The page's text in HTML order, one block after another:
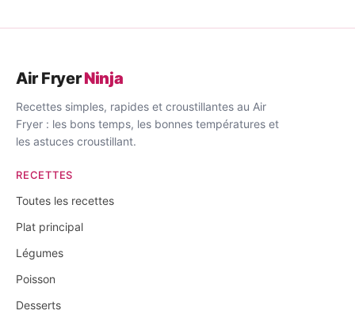
Air FryerNinja
Recettes simples, rapides et croustillantes au Air
Fryer : les bons temps, les bonnes températures et
les astuces croustillant.
RECETTES
Toutes les recettes
Plat principal
Légumes
Poisson
Desserts